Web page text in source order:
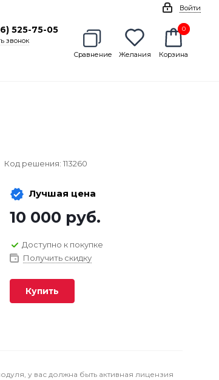
Войти
Сравнение Желания Корзина
0
0
525-75-05
звонок
Код решения: 113260
Лучшая цена
10 000 руб.
Доступно к покупке
Получить скидку
Купить
у вас должна быть активная лицензия